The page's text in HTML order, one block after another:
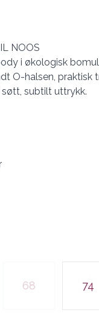
NOOS
i økologisk
O-halsen, praktisk
subtilt uttrykk.
68 74